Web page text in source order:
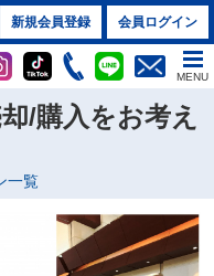
新規会員登録 会員ログイン
MENU
/購入をお考え
一覧